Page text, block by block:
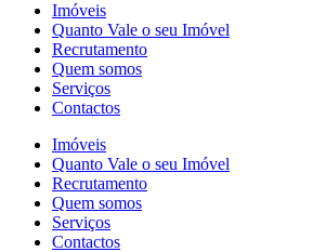
Imóveis
Quanto Vale o seu Imóvel
Recrutamento
Quem somos
Serviços
Contactos
Imóveis
Quanto Vale o seu Imóvel
Recrutamento
Quem somos
Serviços
Contactos